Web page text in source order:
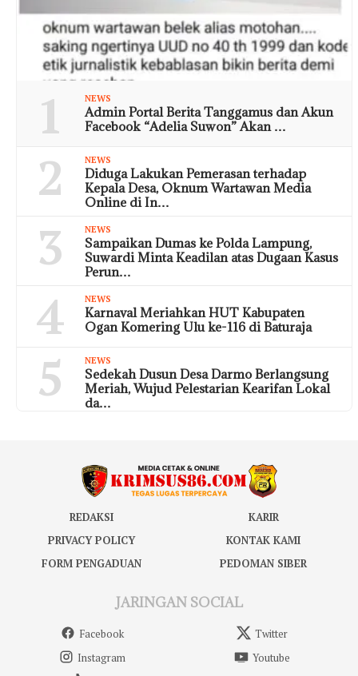
1 NEWS
Admin Portal Berita Tanggamus dan Akun
Facebook “Adelia Suwon” Akan …
2 NEWS
Diduga Lakukan Pemerasan terhadap
Kepala Desa, Oknum Wartawan Media
Online di In…
3 NEWS
Sampaikan Dumas ke Polda Lampung,
Suwardi Minta Keadilan atas Dugaan Kasus
Perun…
4 NEWS
Karnaval Meriahkan HUT Kabupaten
Ogan Komering Ulu ke-116 di Baturaja
5 NEWS
Sedekah Dusun Desa Darmo Berlangsung
Meriah, Wujud Pelestarian Kearifan Lokal
da…
REDAKSI
KARIR
PRIVACY POLICY
KONTAK KAMI
FORM PENGADUAN
PEDOMAN SIBER
JARINGAN SOCIAL
Facebook
Twitter
Instagram
Youtube